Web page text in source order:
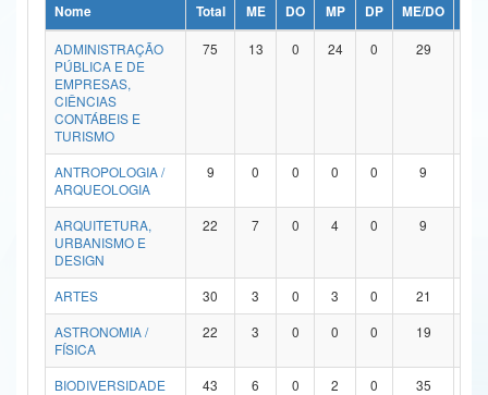
Ministério da Ciência, Tecnologia, Inovações e Comunicações
Ministério do Meio Ambiente
Ministério do Turismo
Ministério do Desenvolvimento Regional
Controladoria-Geral da União
Ministério da Mulher, da Família e dos Direitos Humanos
Secretaria de Governo
Nome Total ME DO MP DP ME/DO
ADMINISTRAÇÃO
PÚBLICA E DE
EMPRESAS,
CIÊNCIAS
CONTÁBEIS E
TURISMO
75 13 0 24 0 29
ANTROPOLOGIA /
ARQUEOLOGIA
9 0 0 0 0 9
ARQUITETURA,
URBANISMO E
DESIGN
22 7 0 4 0 9
ARTES 30 3 0 3 0 21
ASTRONOMIA /
FÍSICA
22 3 0 0 0 19
BIODIVERSIDADE 43 6 0 2 0 35